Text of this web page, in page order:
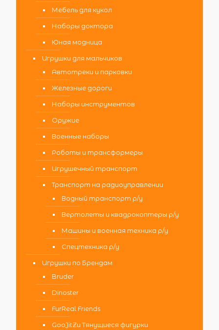
Мебель для кукол
Наборы доктора
Юная модница
Игрушки для мальчиков
Автотреки и парковки
Железные дороги
Наборы инструментов
Оружие
Военные наборы
Роботы и трансформеры
Игрушечный транспорт
Транспорт на радиоуправлении
Водный транспорт р/у
Вертолеты и квадрокоптеры р/у
Машины и военная техника р/у
Спецтехника р/у
Игрушки по Брендам
Bruder
Dinoster
FurReal Friends
GooJitZu Тянущиеся фигурки